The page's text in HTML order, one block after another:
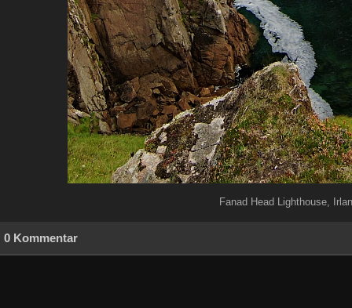
Fanad Head Lighthouse,
0 Kommentar